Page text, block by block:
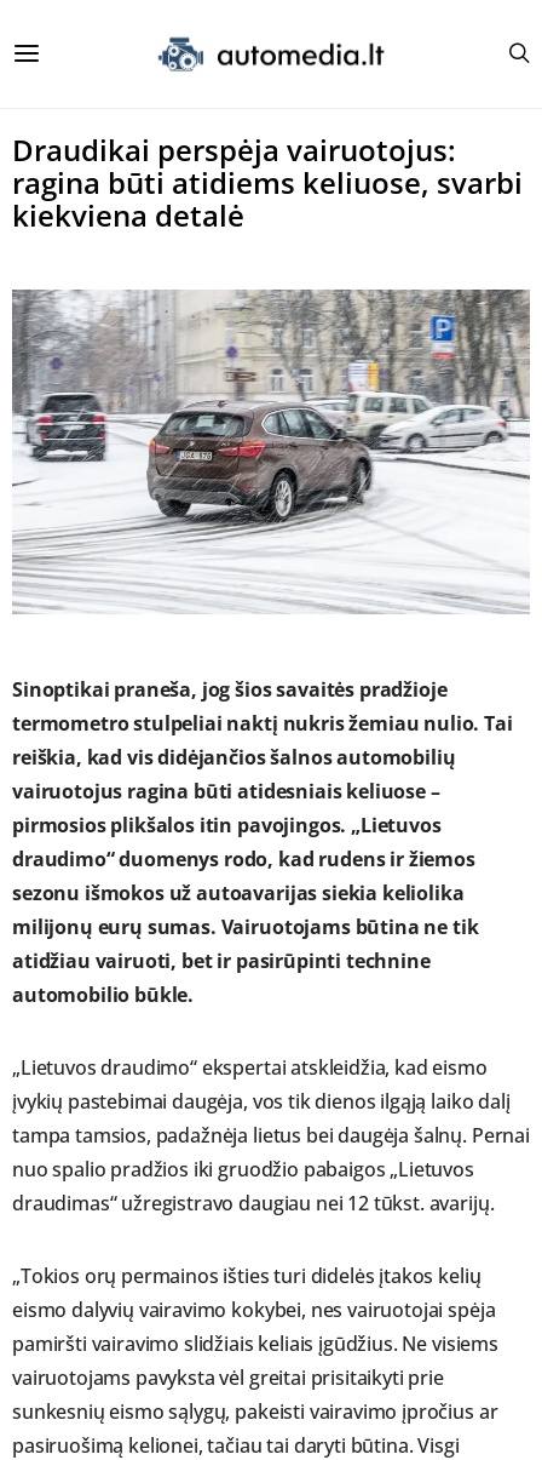
Draudikai perspėja vairuotojus:
ragina būti atidiems keliuose, svarbi
kiekviena detalė
Sinoptikai praneša, jog šios savaitės pradžioje
termometro stulpeliai naktį nukris žemiau nulio. Tai
reiškia, kad vis didėjančios šalnos automobilių
vairuotojus ragina būti atidesniais keliuose –
pirmosios plikšalos itin pavojingos. „Lietuvos
draudimo“ duomenys rodo, kad rudens ir žiemos
sezonu išmokos už autoavarijas siekia keliolika
milijonų eurų sumas. Vairuotojams būtina ne tik
atidžiau vairuoti, bet ir pasirūpinti technine
automobilio būkle.
„Lietuvos draudimo“ ekspertai atskleidžia, kad eismo
įvykių pastebimai daugėja, vos tik dienos ilgąją laiko dalį
tampa tamsios, padažnėja lietus bei daugėja šalnų. Pernai
nuo spalio pradžios iki gruodžio pabaigos „Lietuvos
draudimas“ užregistravo daugiau nei 12 tūkst. avarijų.
„Tokios orų permainos išties turi didelės įtakos kelių
eismo dalyvių vairavimo kokybei, nes vairuotojai spėja
pamiršti vairavimo slidžiais keliais įgūdžius. Ne visiems
vairuotojams pavyksta vėl greitai prisitaikyti prie
sunkesnių eismo sąlygų, pakeisti vairavimo įpročius ar
pasiruošimą kelionei, tačiau tai daryti būtina. Visgi